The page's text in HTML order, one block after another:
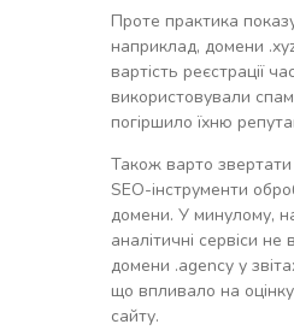
Проте практика
наприклад, домени
вартість реєстрації
використовували
погіршило їхню
Також варто звертати
SEO-інструменти
домени. У минулому,
аналітичні сервіси не
домени .agency у
що впливало на
сайту.